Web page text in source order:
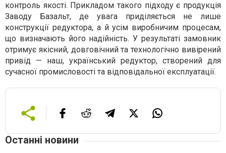
контроль якості. Прикладом такого підходу є продукція
Заводу Базальт, де увага приділяється не лише
конструкції редуктора, а й усім виробничим процесам,
що визначають його надійність. У результаті замовник
отримує якісний, довговічний та технологічно вивірений
привід — наш, український редуктор, створений для
сучасної промисловості та відповідальної експлуатації.
Останні новини